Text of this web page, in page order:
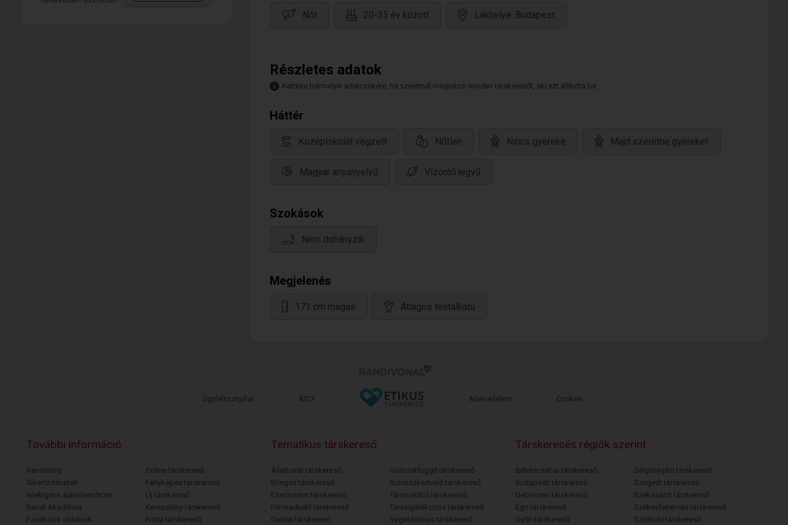
Nőt 20-35 év között Lakhelye: Budapest
Részletes adatok
Kattints bármelyik adatcímkére, ha szeretnél megnézni minden társkeresőt, aki ezt állította be.
Háttér
Középiskolát végzett Nőtlen Nincs gyereke Majd szeretne gyereket
Magyar anyanyelvű Vízöntő jegyű
Szokások
Nem dohányzik
Megjelenés
171 cm magas Átlagos testalkatú
Ügyfélszolgálat ÁSZF Adatvédelem Cookiek
További információ
Randiblog
Sikertörténetek
Intelligens ajánlórendszer
Randi Akadémia
Facebook oldalunk
Online társkereső
Fényképes társkereső
Új társkereső
Keresztény társkereső
Fiatal társkereső
Tematikus társkereső
Állatbarát társkereső
Bringás társkereső
Ezermester társkereső
Filmkedvelő társkereső
Gamer társkereső
Sorozatfüggő társkereső
Színházkedvelő társkereső
Táncoslábú társkereső
Társasjátékozós társkereső
Vegetáriánus társkereső
Társkeresés régiók szerint
Békéscsabai társkereső
Budapesti társkereső
Debreceni társkereső
Egri társkereső
Győri társkereső
Salgótarjáni társkereső
Szegedi társkereső
Szekszárdi társkereső
Székesfehérvári társkereső
Szolnoki társkereső